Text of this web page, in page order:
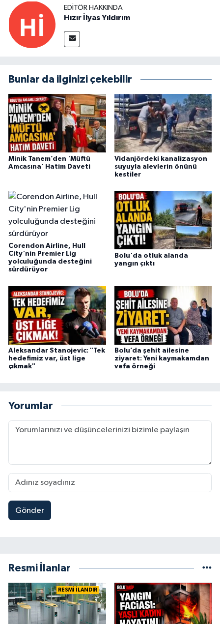
EDITÖR HAKKINDA
Hızır İlyas Yıldırım
Bunlar da ilginizi çekebilir
Minik Tanem’den 'Müftü
Amcasına' Hatim Daveti
Vidanjördeki kanalizasyon
suyuyla alevlerin önünü
kestiler
Corendon Airline, Hull
City'nin Premier Lig
yolculuğunda desteğini
sürdürüyor
Bolu'da otluk alanda
yangın çıktı
Aleksandar Stanojevic: "Tek
hedefimiz var, üst lige
çıkmak"
Bolu’da şehit ailesine
ziyaret: Yeni kaymakamdan
vefa örneği
Yorumlar
Gönder
Resmi İlanlar
RESMİ İLANDIR